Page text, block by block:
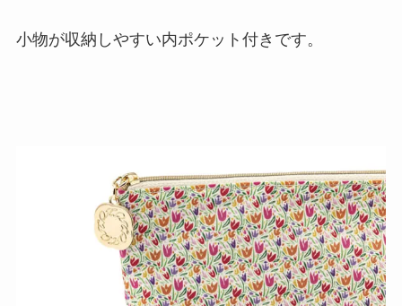
小物が収納しやすい内ポケット付きです。